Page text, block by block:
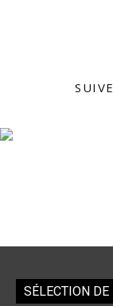
SÉLECTION DE